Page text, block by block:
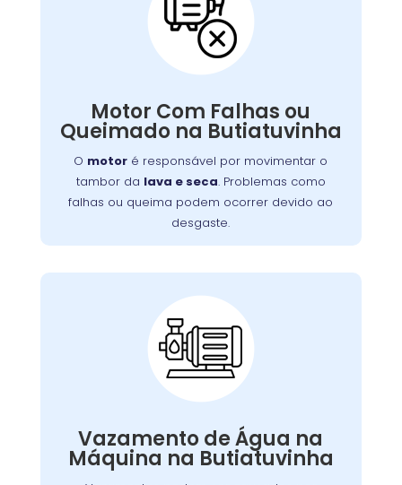
Motor Com Falhas ou
Queimado na Butiatuvinha
O motor é responsável por movimentar o
tambor da lava e seca. Problemas como
falhas ou queima podem ocorrer devido ao
desgaste.
Motor Com Falhas ou
Queimado:
é responsável por movimentar o
falhas ou queima podem ocorrer devido ao
desgaste, sobrecarga ou falta de manutenção.
Isso resulta em mau funcionamento ou parada
completa do aparelho.
Vazamento de Água na
Máquina na Butiatuvinha
Vazamento de Água
na Máquina de Lavar:
Vazamentos podem ser causados por
conexões soltas ou danos nas
mangueiras
Além de afetar o desempenho da
lava e seca